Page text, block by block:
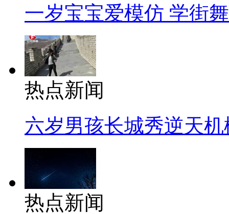
一岁宝宝爱模仿 学街
热点新闻
六岁男孩长城秀逆天机
热点新闻